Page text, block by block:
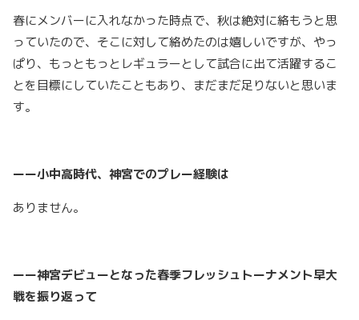
春にメンバーに入れなかった時点で、秋は絶対に絡もうと思
っていたので、そこに対して絡めたのは嬉しいですが、やっ
ぱり、もっともっとレギュラーとして試合に出て活躍するこ
とを目標にしていたこともあり、まだまだ足りないと思いま
す。
ーー小中高時代、神宮でのプレー経験は
ありません。
ーー神宮デビューとなった春季フレッシュトーナメント早大
戦を振り返って